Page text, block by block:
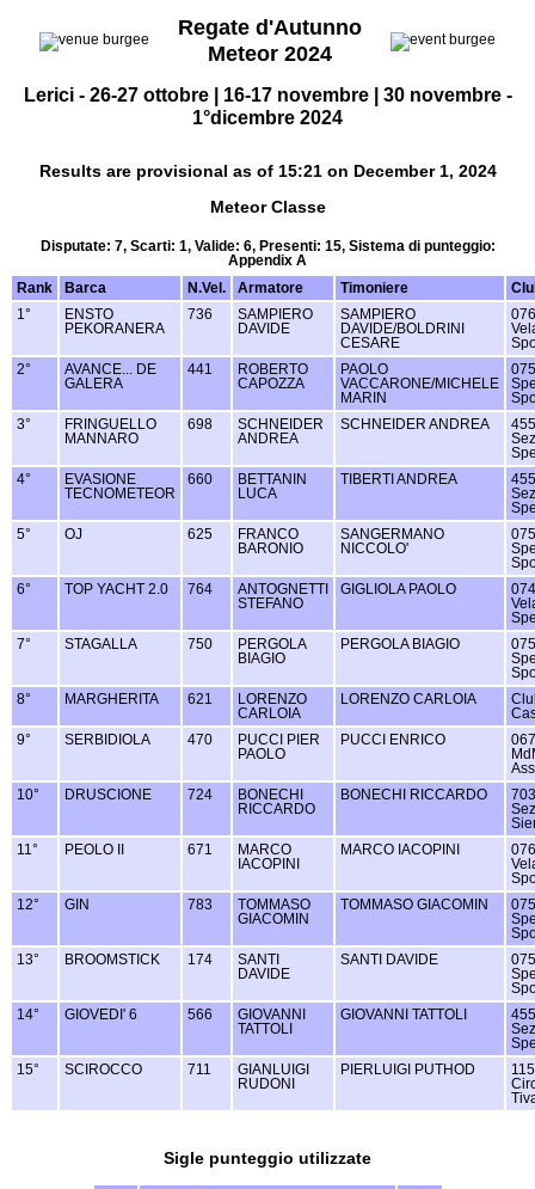
Regate d'Autunno
Meteor 2024
Lerici - 26-27 ottobre | 16-17 novembre | 30 novembre -
1°dicembre 2024
Results are provisional as of 15:21 on December 1, 2024
Meteor Classe
Disputate: 7, Scarti: 1, Valide: 6, Presenti: 15, Sistema di punteggio:
Appendix A
Rank
Barca N.Vel. Armatore Timoniere
1°
ENSTO
PEKORANERA
736
SAMPIERO
DAVIDE
SAMPIERO
DAVIDE/BOLDRINI
CESARE
2°
AVANCE... DE
GALERA
441
ROBERTO
CAPOZZA
PAOLO
VACCARONE/MICHELE
MARIN
3°
FRINGUELLO
MANNARO
698
SCHNEIDER
ANDREA
SCHNEIDER ANDREA
4°
EVASIONE
TECNOMETEOR
660
BETTANIN
LUCA
TIBERTI ANDREA
5°
OJ 625
FRANCO
BARONIO
SANGERMANO
NICCOLO'
6°
TOP YACHT 2.0 764
ANTOGNETTI
STEFANO
GIGLIOLA PAOLO
7°
STAGALLA 750
PERGOLA
BIAGIO
PERGOLA BIAGIO
8°
MARGHERITA 621
LORENZO
CARLOIA
LORENZO CARLOIA
9°
SERBIDIOLA 470
PUCCI PIER
PAOLO
PUCCI ENRICO
10°
DRUSCIONE 724
BONECHI
RICCARDO
BONECHI RICCARDO
11°
PEOLO II 671
MARCO
IACOPINI
MARCO IACOPINI
12°
GIN 783
TOMMASO
GIACOMIN
TOMMASO GIACOMIN
13°
BROOMSTICK 174
SANTI
DAVIDE
SANTI DAVIDE
14°
GIOVEDI' 6 566
GIOVANNI
TATTOLI
GIOVANNI TATTOLI
15°
SCIROCCO 711
GIANLUIGI
RUDONI
PIERLUIGI PUTHOD
Sigle punteggio utilizzate